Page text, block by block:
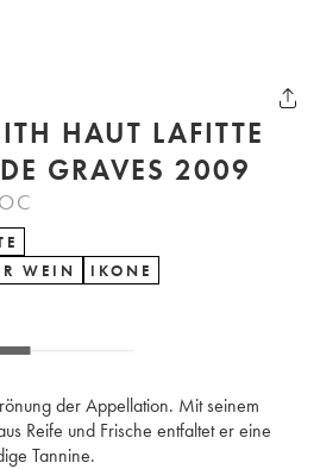
HAUT LAFITTE
GRAVES 2009
WEIN
IKONE
der Appellation. Mit seinem
Reife und Frische entfaltet er eine
Tannine.